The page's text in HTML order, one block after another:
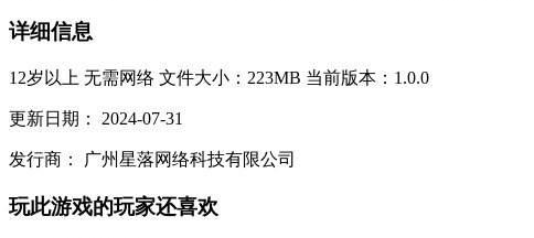
详细信息
12岁以上 无需网络 文件大小：223MB 当前版本：1.0.0
更新日期： 2024-07-31
发行商： 广州星落网络科技有限公司
玩此游戏的玩家还喜欢